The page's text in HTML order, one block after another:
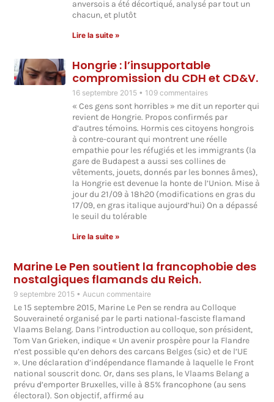
anversois a été décortiqué, analysé par tout un
chacun, et plutôt
Lire la suite »
Hongrie : l’insupportable
compromission du CDH et CD&V.
16 septembre 2015 109 commentaires
« Ces gens sont horribles » me dit un reporter qui
revient de Hongrie. Propos confirmés par
d’autres témoins. Hormis ces citoyens hongrois
à contre-courant qui montrent une réelle
empathie pour les réfugiés et les immigrants (la
gare de Budapest a aussi ses collines de
vêtements, jouets, donnés par les bonnes âmes),
la Hongrie est devenue la honte de l’Union. Mise à
jour du 21/09 à 18h20 (modifications en gras du
17/09, en gras italique aujourd’hui) On a dépassé
le seuil du tolérable
Lire la suite »
Marine Le Pen soutient la francophobie des
nostalgiques flamands du Reich.
9 septembre 2015 Aucun commentaire
Le 15 septembre 2015, Marine Le Pen se rendra au Colloque
Souveraineté organisé par le parti national-fasciste flamand
Vlaams Belang. Dans l’introduction au colloque, son président,
Tom Van Grieken, indique « Un avenir prospère pour la Flandre
n’est possible qu’en dehors des carcans Belges (sic) et de l’UE
». Une déclaration d’indépendance flamande à laquelle le Front
national souscrit donc. Or, dans ses plans, le Vlaams Belang a
prévu d’emporter Bruxelles, ville à 85% francophone (au sens
électoral). Son objectif, affirmé au